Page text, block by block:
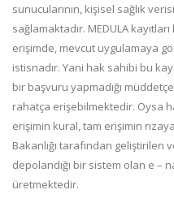
sunucularının, kişisel sağlık
sağlamaktadır. MEDULA
erişimde, mevcut uygulamaya
istisnadır. Yani hak sahibi bu
bir başvuru yapmadığı
rahatça erişebilmektedir. Oysa
erişimin kural, tam erişimin
Bakanlığı tarafından geliştirilen
depolandığı bir sistem olan e –
üretmektedir.